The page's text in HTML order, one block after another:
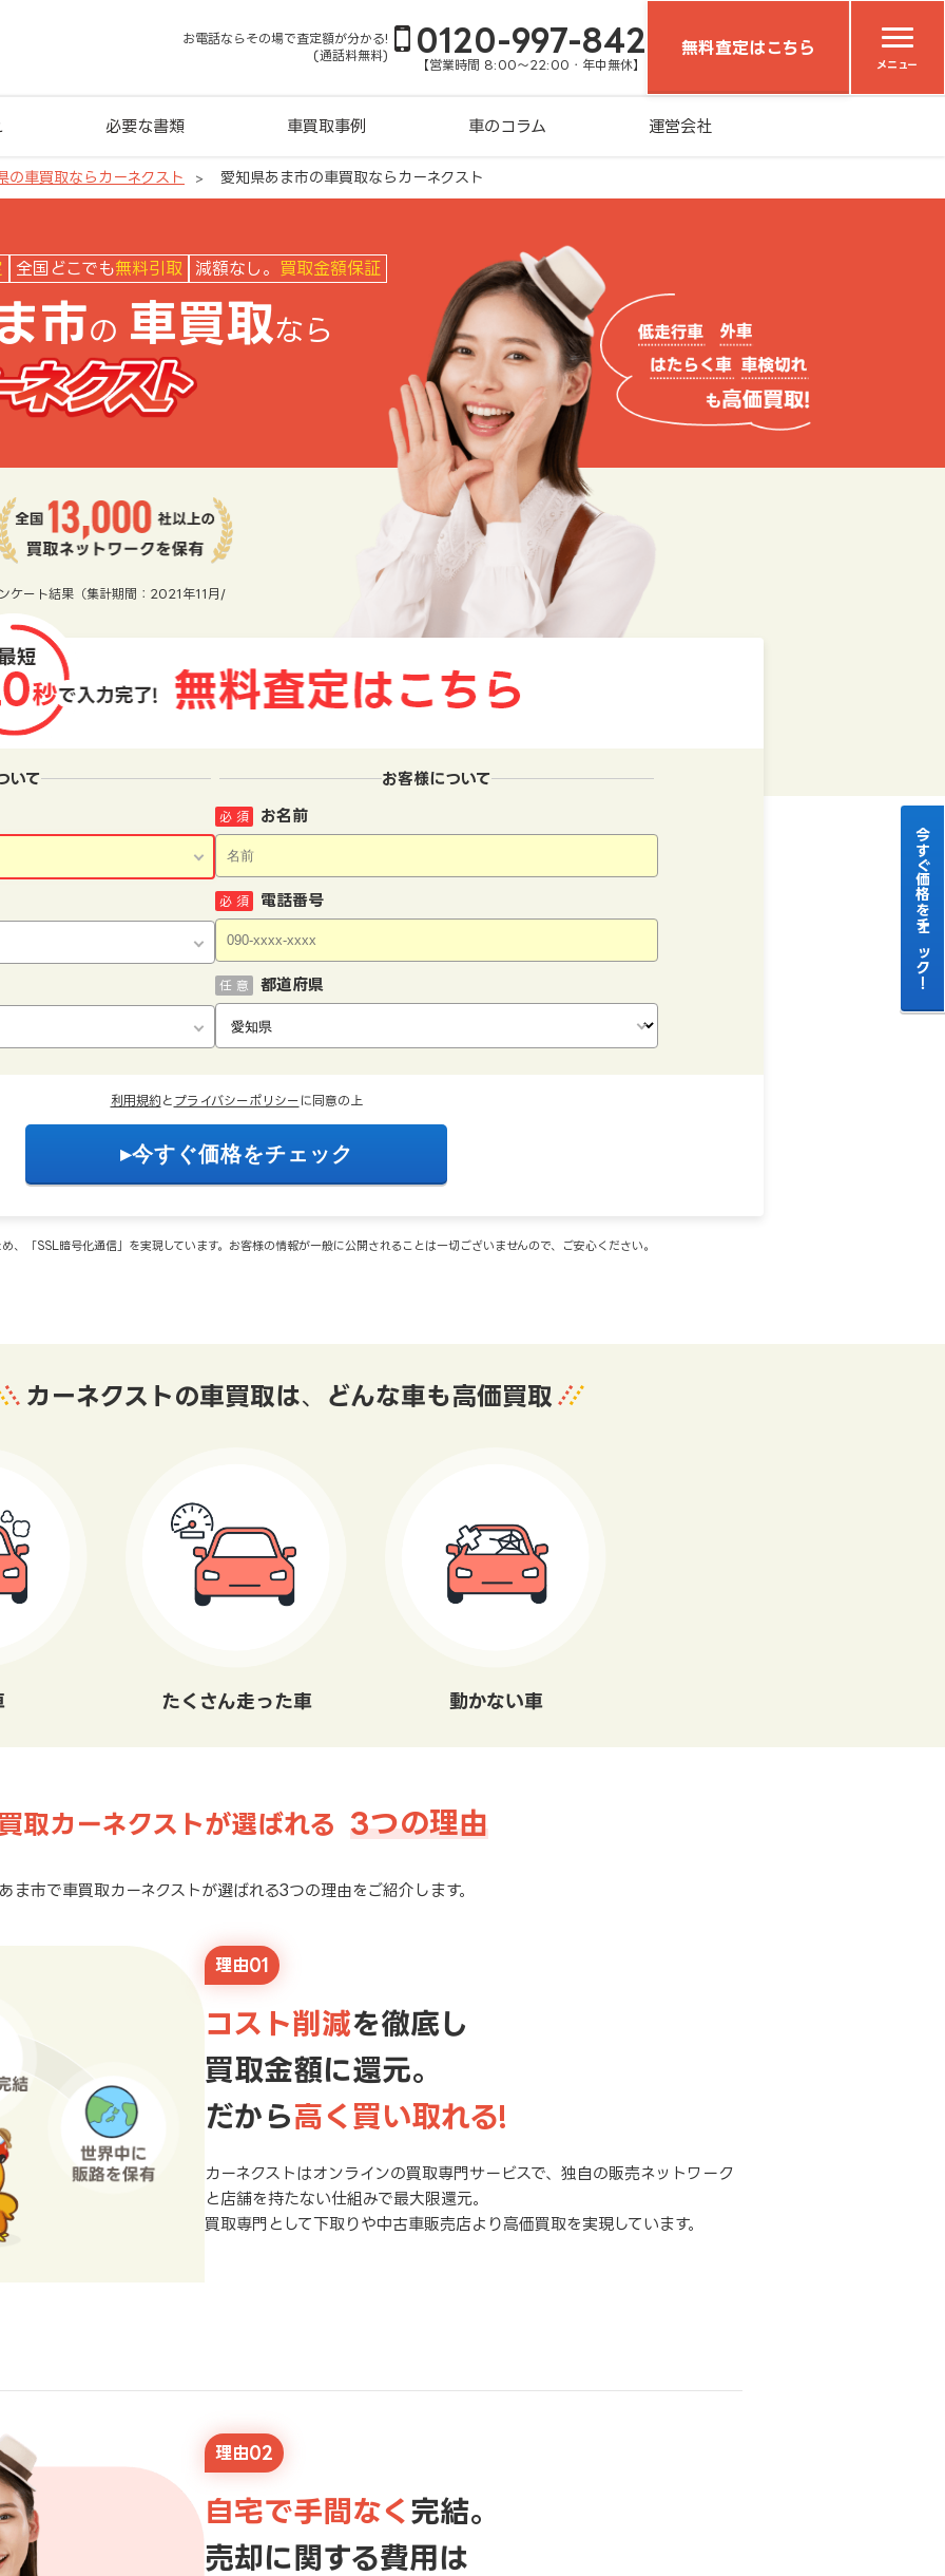
お電話ならその場で査定額が分かる!
(通話料無料)
0120-997-842
【営業時間 8:00～22:00・年中無休】
無料査定はこちら
メニュー
必要な書類 車買取事例 車のコラム 運営会社
の車買取ならカーネクスト 愛知県あま市の車買取ならカーネクスト
全国どこでも無料引取 減額なし。 買取金額保証
市の 車買取なら
ケート結果（集計期間：2021年11月/
いて お客様について
お名前
必 須
電話番号
必 須
都道府県
任 意
利用規約 と プライバシーポリシー に同意の上
、「SSL暗号化通信」を実現しています。お客様の情報が一般に公開されることは一切ございませんので、ご安心ください。
カーネクストの車買取は、 どんな車も高価買取
たくさん走った車 動かない車
取カーネクストが選ばれる 3つの理由
ま市で車買取カーネクストが選ばれる3つの理由をご紹介します。
理由01
コスト削減を徹底し
買取金額に還元。
だから高く買い取れる!
カーネクストはオンラインの買取専門サービスで、独自の販売ネットワーク
と店舗を持たない仕組みで最大限還元。
買取専門として下取りや中古車販売店より高価買取を実現しています。
理由02
自宅で手間なく 完結。
売却に関する費用は
今すぐ価格をチェック！